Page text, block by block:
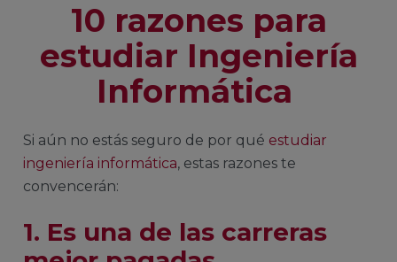
10 razones para
estudiar Ingeniería
Informática
Si aún no estás seguro de por qué estudiar
ingeniería informática, estas razones te
convencerán:
1. Es una de las carreras